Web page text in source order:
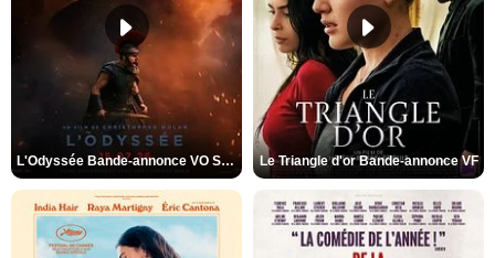
L'Odyssée Bande-annonce VO STFR Le Triangle d'or Bande-annonce VF